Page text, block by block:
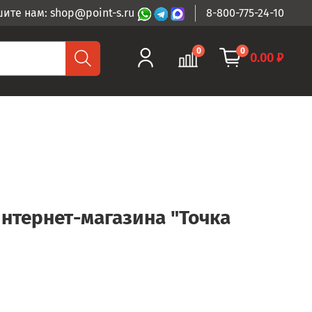
нам: shop@point-s.ru 8-800-775-24-10
0 0 0.00 ₽
магазина "Точка